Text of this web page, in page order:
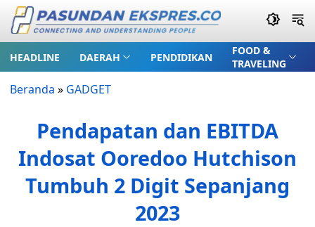
HEADLINE DAERAH PENDIDIKAN
FOOD &
TRAVELING
Beranda » GADGET
Pendapatan dan EBITDA
Indosat Ooredoo Hutchison
Tumbuh 2 Digit Sepanjang
2023